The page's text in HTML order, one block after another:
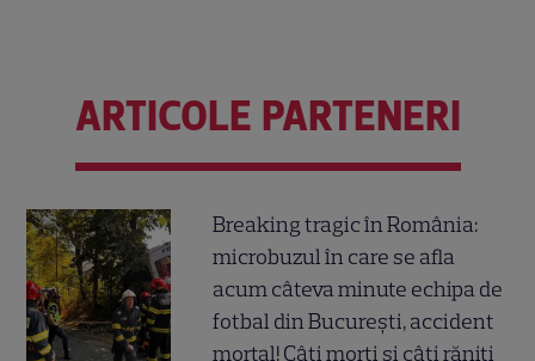
ARTICOLE PARTENERI
Breaking tragic în România:
microbuzul în care se afla
acum câteva minute echipa de
fotbal din București, accident
mortal! Câți morți și câți răniți